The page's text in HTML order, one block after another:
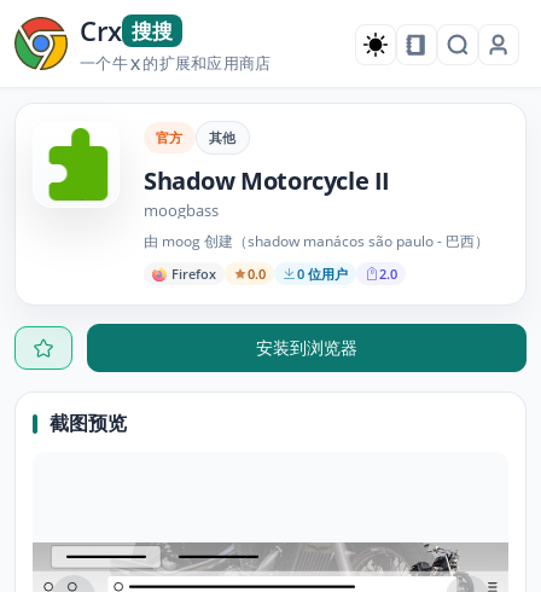
Crx 搜搜
一个牛X的扩展和应用商店
官方 其他
Shadow Motorcycle II
moogbass
由 moog 创建（shadow manácos são paulo - 巴西）
Firefox 0.0 0 位用户 2.0
安装到浏览器
截图预览